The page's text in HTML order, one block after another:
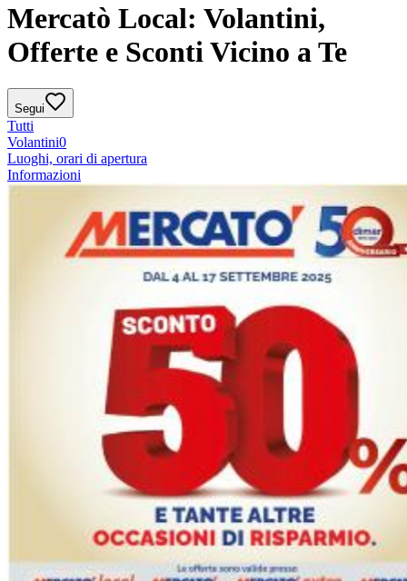
Mercatò Local: Volantini,
Offerte e Sconti Vicino a Te
Segui
Tutti
Volantini0
Luoghi, orari di apertura
Informazioni